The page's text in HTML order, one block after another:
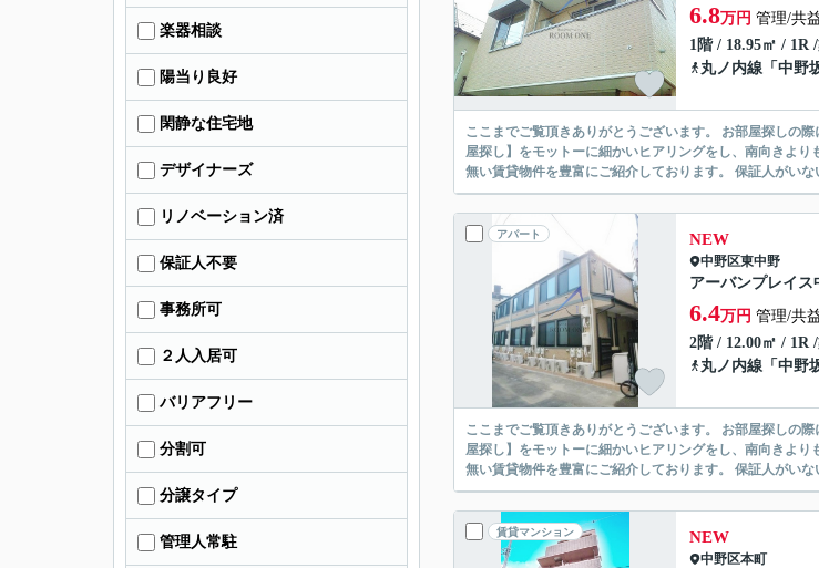
6.8万円 管理/共
1階 / 18.95㎡ / 1R
丸ノ内線 「 中野
ここまでご覧頂きありがとうございます。 お部屋探しの際には、皆さまそれぞれこだわりの条件があると思いますが、当社では【あなたに１番のお部
屋探し】をモットーに細かいヒアリングをし、南向きよりもあなた向きのお部屋をご
無い賃貸物件を豊富
アパート NEW
中野区東中野
アーバンプレイス
6.4万円 管理/共
2階 / 12.00㎡ / 1R
丸ノ内線 「 中野
ここまでご覧頂きありがとうございます。 お部屋探しの際には、皆さまそれぞれこだわりの条件があると思いますが、当社では【あなたに１番のお部
屋探し】をモットーに細かいヒアリングをし、南向きよりもあなた向きのお部屋をご
無い賃貸物件を豊富
賃貸マンション NEW
中野区本町
楽器相談
陽当り良好
閑静な住宅地
デザイナーズ
リノベーション済
保証人不要
事務所可
２人入居可
バリアフリー
分割可
分譲タイプ
管理人常駐